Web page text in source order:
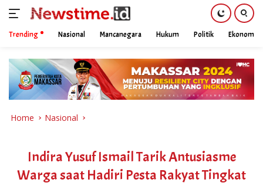
content
Trending Nasional Mancanegara Hukum Politik Ekonomi
Home Nasional
Indira Yusuf Ismail Tarik Antusiasme
Warga saat Hadiri Pesta Rakyat Tingkat